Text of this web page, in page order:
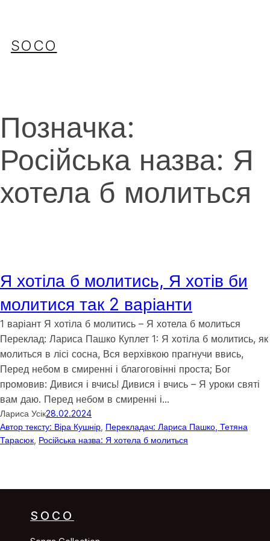
SOCO
Позначка:
Російська назва: Я
хотела б молиться
Я хотіла б молитись, Я хотів би
молитися так 2 варіанти
1 варіант Я хотіла б молитись – Я хотела б молиться
Переклад: Лариса Пашко Куплет 1: Я хотіла б молитись, як
молиться в лісі сосна, Вся верхівкою прагнучи ввись,
Перед небом в смиренні і благоговінні проста; Бог
промовив: Дивися і вчись! Дивися і вчись – Я уроки святі
вам даю. Перед небом в смиренні і…
Лариса Усік28.02.2024
Автор тексту: Віра Кушнір Перекладач: Лариса Пашко, Тетяна
Тарасюк Російська назва: Я хотела б молиться
SOCO